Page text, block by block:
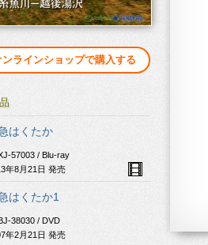
ラインショップで購入する
はくたか
57003 / Blu-ray
年8月21日 発売
はくたか1
38030 / DVD
年2月21日 発売